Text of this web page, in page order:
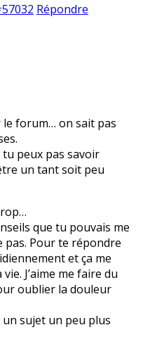
Répondre
le forum… on sait pas
peux pas savoir
un tant soit peu
que tu pouvais me
pas. Pour te répondre
et ça me
J’aime me faire du
oublier la douleur
un sujet un peu plus